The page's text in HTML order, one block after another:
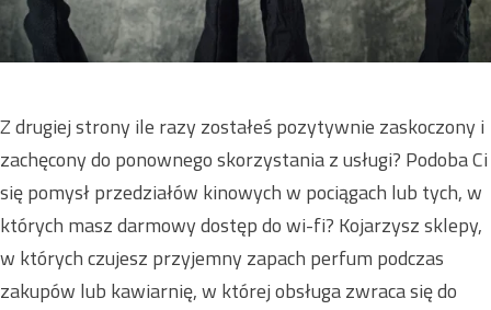
Z drugiej strony ile razy zostałeś pozytywnie zaskoczony i
zachęcony do ponownego skorzystania z usługi? Podoba Ci
się pomysł przedziałów kinowych w pociągach lub tych, w
których masz darmowy dostęp do wi-fi? Kojarzysz sklepy,
w których czujesz przyjemny zapach perfum podczas
zakupów lub kawiarnię, w której obsługa zwraca się do